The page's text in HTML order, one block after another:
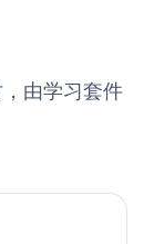
由学习套件